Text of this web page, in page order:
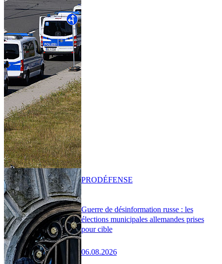
Guerre de désinformation russe : les
élections municipales allemandes prises
pour cible
06.08.2026
PRODÉFENSE